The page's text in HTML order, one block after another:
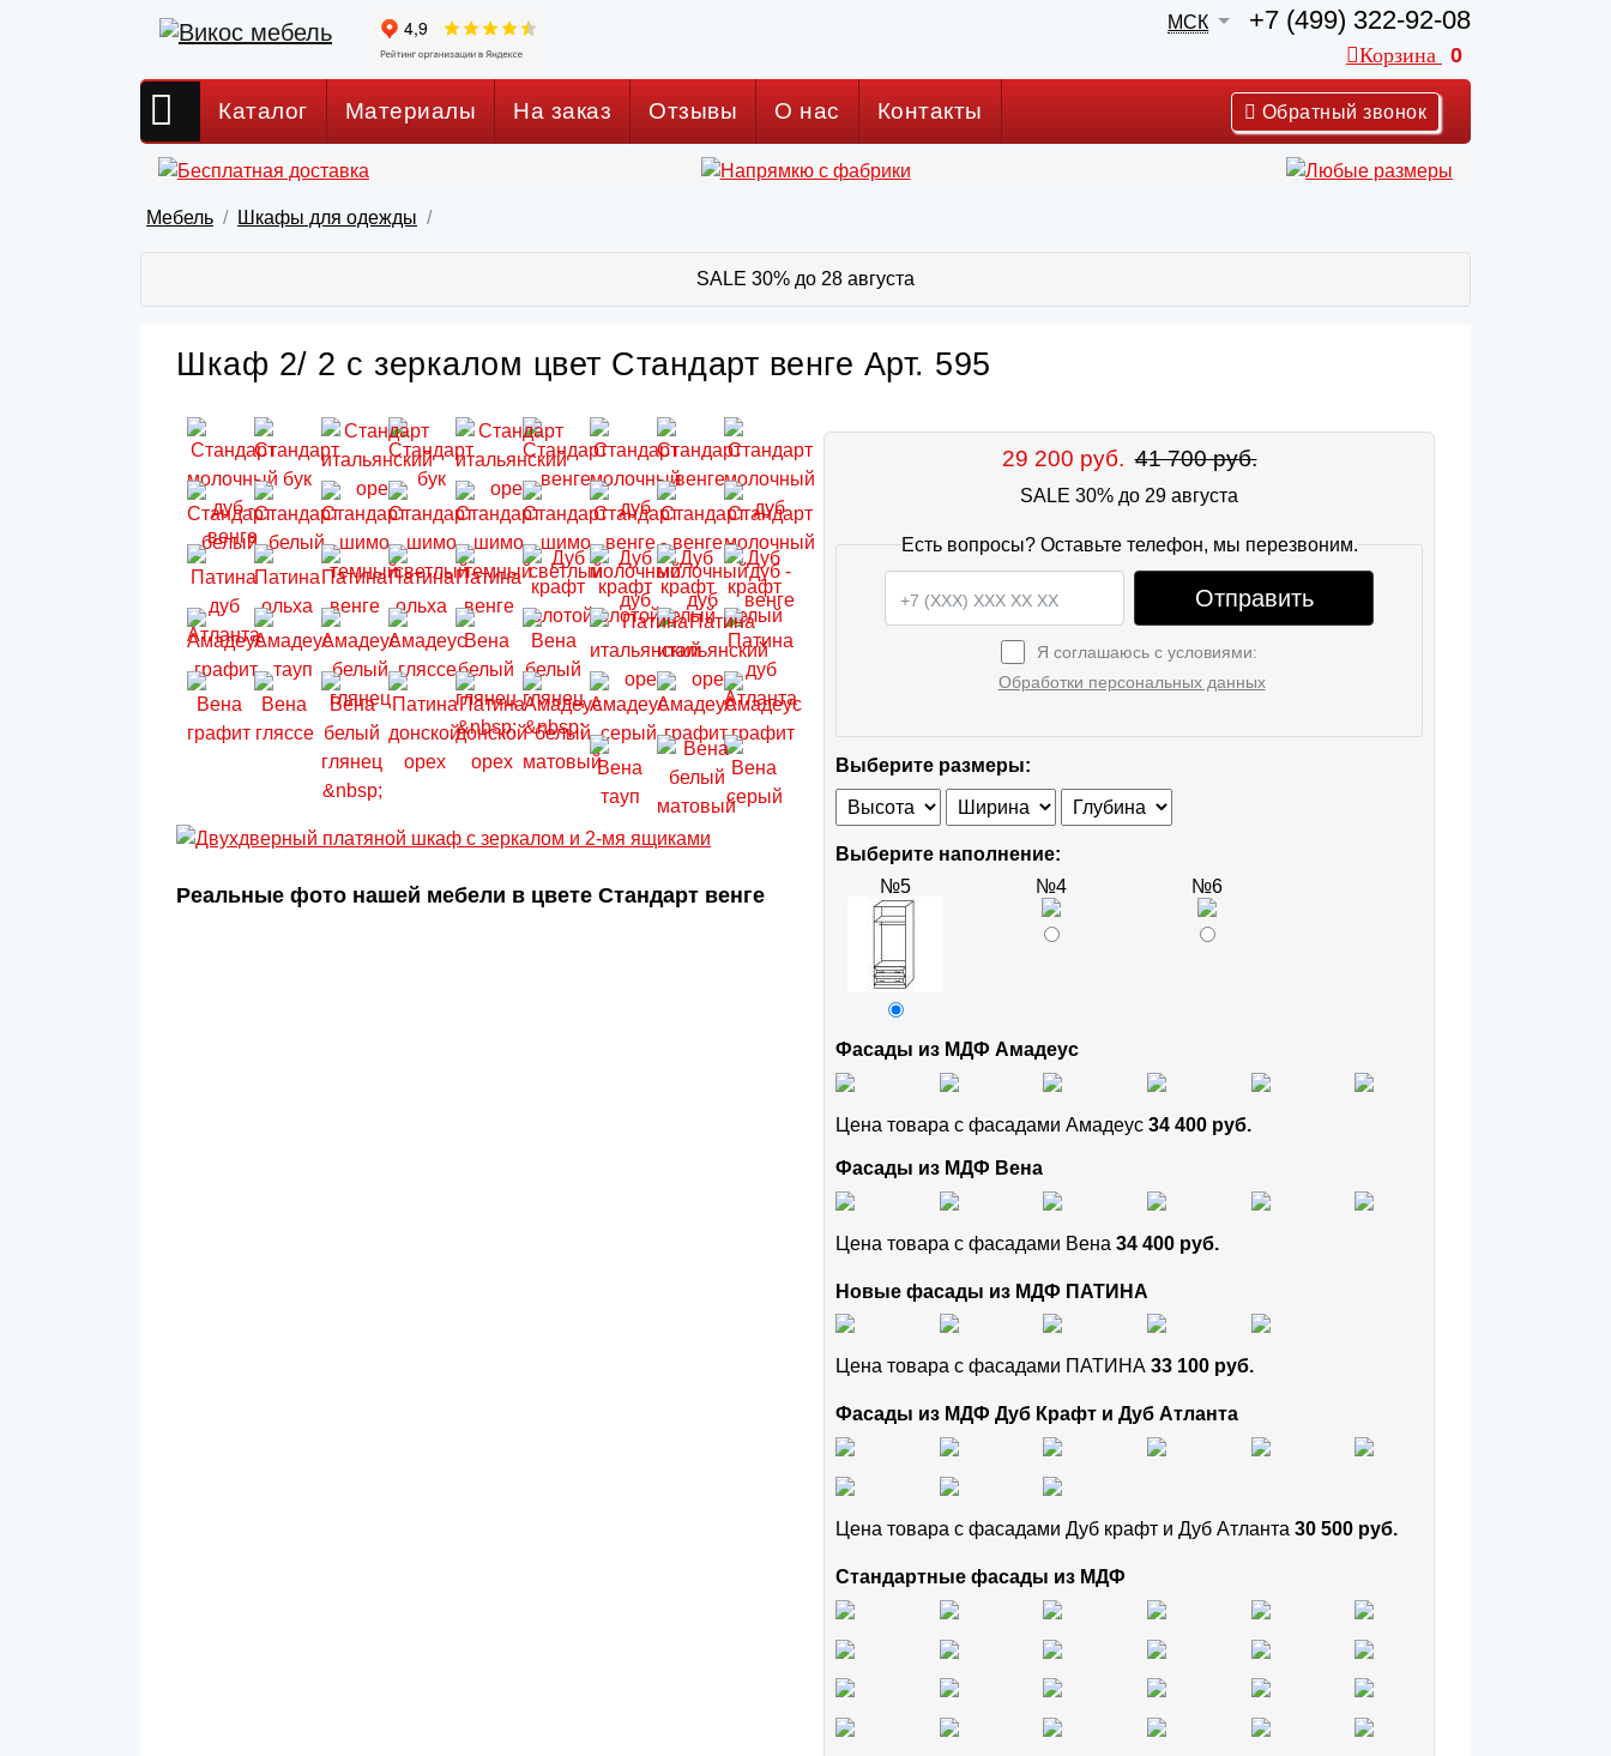
МСК +7 (499) 322-92-08
Корзина 0
Каталог Материалы На заказ Отзывы О нас Контакты Обратный звонок
Мебель Шкафы для одежды
SALE 30% до 28 августа
Шкаф 2/ 2 с зеркалом цвет Стандарт венге Арт. 595
Реальные фото нашей мебели в цвете Стандарт венге
29 200 руб. 41 700 руб.
SALE 30% до 29 августа
Есть вопросы? Оставьте телефон, мы перезвоним.
Отправить
Я соглашаюсь с условиями:
Обработки персональных данных
Выберите размеры:
Выберите наполнение:
№5
№4 №6
Фасады из МДФ Амадеус
Цена товара с фасадами Амадеус 34 400 руб.
Фасады из МДФ Вена
Цена товара с фасадами Вена 34 400 руб.
Новые фасады из МДФ ПАТИНА
Цена товара с фасадами ПАТИНА 33 100 руб.
Фасады из МДФ Дуб Крафт и Дуб Атланта
Цена товара с фасадами Дуб крафт и Дуб Атланта 30 500 руб.
Стандартные фасады из МДФ